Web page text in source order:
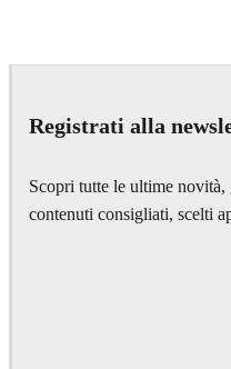
Registrati alla
Scopri tutte le ultime
contenuti consigliati, scelti